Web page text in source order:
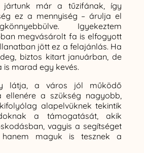
már a tűzifának, így
ez a mennyiség – árulja el
Igyekeztem
megvásárolt fa is elfogyott
jött ez a felajánlás. Ha
biztos kitart januárban, de
is marad egy kevés.
látja, a város jól működő
ellenére a szükség nagyobb,
alapelvüknek tekintik
a támogatását, akik
vagyis a segítséget
hanem maguk is tesznek a